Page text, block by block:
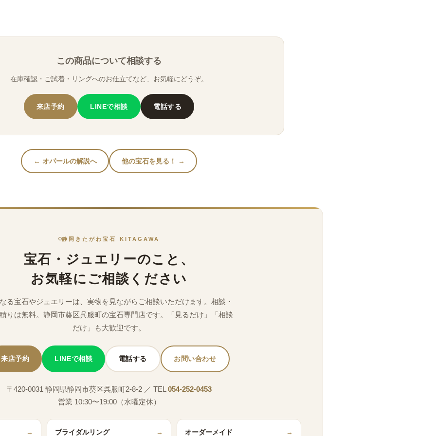
この商品について相談する
在庫確認・ご試着・リングへのお仕立てなど、お気軽にどうぞ。
来店予約 LINEで相談 電話する
← オパールの解説へ 他の宝石を見る！ →
静岡きたがわ宝石 KITAGAWA
宝石・ジュエリーのこと、
お気軽にご相談ください
る宝石やジュエリーは、実物を見ながらご相談いただけます。相談・
りは無料。静岡市葵区呉服町の宝石専門店です。「見るだけ」「相談
だけ」も大歓迎です。
来店予約 LINEで相談 電話する お問い合わせ
〒420-0031 静岡県静岡市葵区呉服町2-8-2 ／ TEL 054-252-0453
営業 10:30〜19:00（水曜定休）
→ ブライダルリング → オーダーメイド →